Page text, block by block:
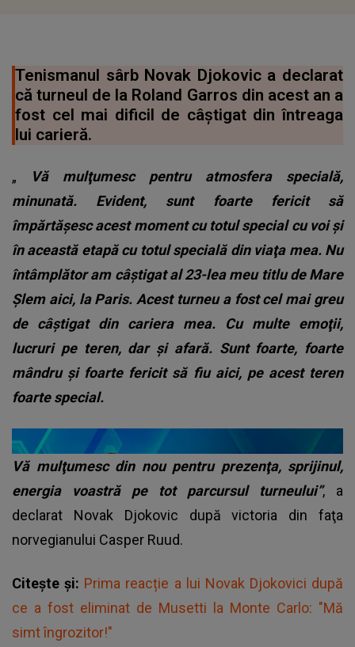
Tenismanul sârb Novak Djokovic a declarat
că turneul de la Roland Garros din acest an a
fost cel mai dificil de câştigat din întreaga
lui carieră.
„
Vă mulţumesc pentru atmosfera specială,
minunată. Evident, sunt foarte fericit să
împărtăşesc acest moment cu totul special cu voi şi
în această etapă cu totul specială din viaţa mea. Nu
întâmplător am câştigat al 23-lea meu titlu de Mare
Şlem aici, la Paris. Acest turneu a fost cel mai greu
de câştigat din cariera mea. Cu multe emoţii,
lucruri pe teren, dar şi afară. Sunt foarte, foarte
mândru şi foarte fericit să fiu aici, pe acest teren
foarte special.
Vă mulţumesc din nou pentru prezenţa, sprijinul,
energia voastră pe tot parcursul turneului”, a
declarat Novak Djokovic după victoria din faţa
norvegianului Casper Ruud.
Citește și: Prima reacție a lui Novak Djokovici după
ce a fost eliminat de Musetti la Monte Carlo: "Mă
simt îngrozitor!"